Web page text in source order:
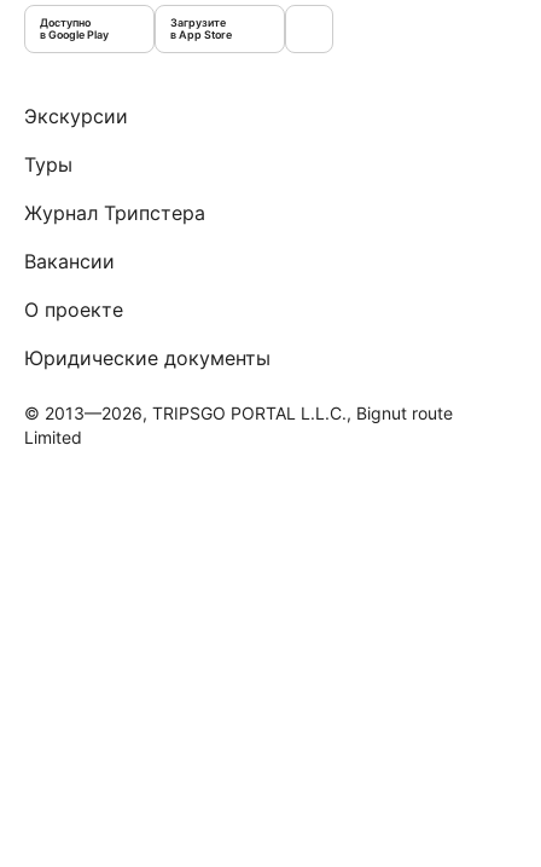
Доступно
в Google Play
Загрузите
в App Store
Экскурсии
Туры
Журнал Трипстера
Вакансии
О проекте
Юридические документы
© 2013—2026, TRIPSGO PORTAL L.L.C., Bignut route
Limited